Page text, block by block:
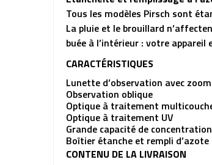
Tous les modèles Pirsch sont
La pluie et le brouillard
buée à l’intérieur : votre
CARACTÉRISTIQUES
Lunette d’observation avec zoom
Observation oblique
Optique à traitement
Optique à traitement UV
Grande capacité de
Boîtier étanche et rempli d’azote
CONTENU DE LA LIVRAISON